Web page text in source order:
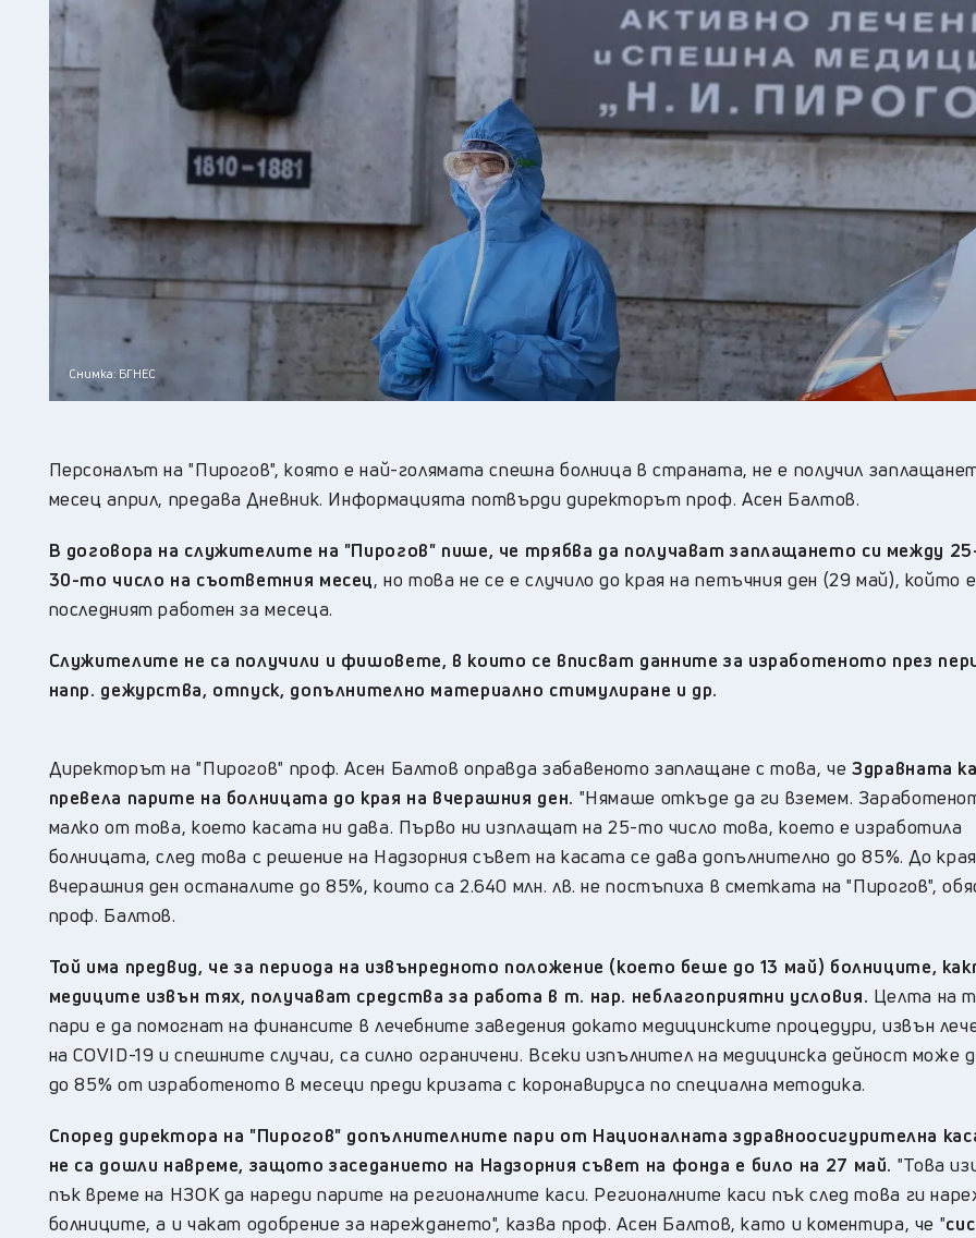
°C
Плевен °C
, 28°C
Разград 28 °C
Русе, 28°C
Силистра , 26°C
Сливен °C
Смолян 21°C
София , 23
Стара Загора °C
Търговище 26°C
Хасково, 28 °C
Шумен, 26°C
Ямбол, 28°C
Снимка: БГНЕС
Персоналът на "Пирогов", която е най-голямата спешна болница в страната, не е получил
месец април, предава Дневник. Информацията потвърди директорът проф. Асен Балтов.
В договора на служителите на "Пирогов" пише, че трябва да получават заплащането си между
30-то число на съответния месец, но това не се е случило до края на петъчния ден (29 май), който е
последният работен за месеца.
Служителите не са получили и фишовете, в които се вписват данните за изработеното през
напр. дежурства, отпуск, допълнително материално стимулиране и др.
Директорът на "Пирогов" проф. Асен Балтов оправда забавеното заплащане с това, чеЗдравната
превела парите на болницата до края на вчерашния ден. "Нямаше откъде да ги вземем.
малко от това, което касата ни дава. Първо ни изплащат на 25-то число това, което е изработила
болницата, след това с решение на Надзорния съвет на касата се дава допълнително до 85%. До
вчерашния ден останалите до 85%, които са 2.640 млн. лв. не постъпиха в сметката на "Пирогов",
проф. Балтов.
Той има предвид, че за периода на извънредното положение (което беше до 13 май) болниците,
медиците извън тях, получават средства за работа в т. нар. неблагоприятни условия. Целта на
пари е да помогнат на финансите в лечебните заведения докато медицинските процедури, извън
на COVID-19 и спешните случаи, са силно ограничени. Всеки изпълнител на медицинска дейност може
до 85% от изработеното в месеци преди кризата с коронавируса по специална методика.
Според директора на "Пирогов" допълнителните пари от Националната здравноосигурителна
не са дошли навреме, защото заседанието на Надзорния съвет на фонда е било на 27 май. "Това
пък време на НЗОК да нареди парите на регионалните каси. Регионалните каси пък след това ги
болниците, а и чакат одобрение за нареждането", казва проф. Асен Балтов, като и коментира, че "